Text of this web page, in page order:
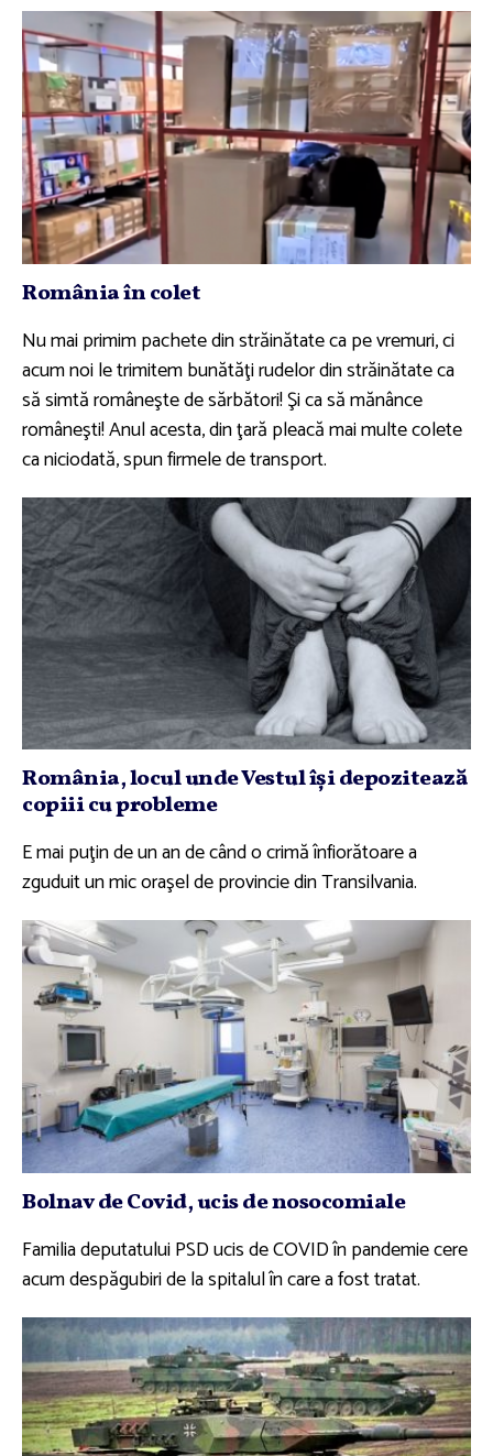
România în colet
Nu mai primim pachete din străinătate ca pe vremuri, ci
acum noi le trimitem bunătăţi rudelor din străinătate ca
să simtă româneşte de sărbători! Şi ca să mănânce
româneşti! Anul acesta, din ţară pleacă mai multe colete
ca niciodată, spun firmele de transport.
România, locul unde Vestul îşi depozitează
copiii cu probleme
E mai puţin de un an de când o crimă înfiorătoare a
zguduit un mic oraşel de provincie din Transilvania.
Bolnav de Covid, ucis de nosocomiale
Familia deputatului PSD ucis de COVID în pandemie cere
acum despăgubiri de la spitalul în care a fost tratat.